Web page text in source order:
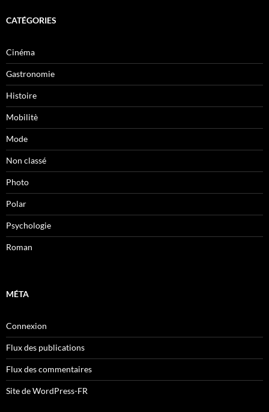
CATÉGORIES
Cinéma
Gastronomie
Histoire
Mobilitè
Mode
Non classé
Photo
Polar
Psychologie
Roman
MÉTA
Connexion
Flux des publications
Flux des commentaires
Site de WordPress-FR